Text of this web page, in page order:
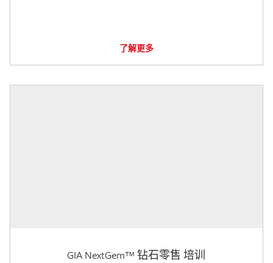
了解更多
GIA NextGem™ 钻石零售 培训